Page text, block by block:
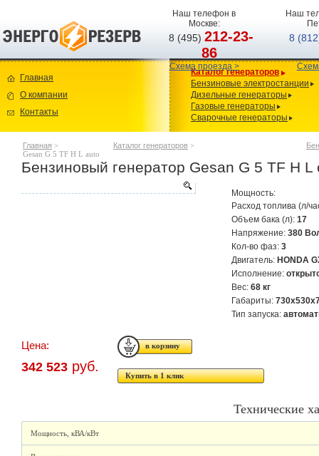
Наш телефон в
Москве:
8 (495)212-23-
86
Схема проезда >
Наш
8
Главная
О компании
Контакты
Каталог генераторов
Бензиновые электростанции
Дизельные генераторы
Газовые генераторы
Сварочные генераторы
Главная > Каталог генераторов >
Gesan G 5 TF H L auto
Бензиновый генератор Gesan G 5 TF H L
Мощность:
Расход топлива (л/
Объем бака (л): 17
Напряжение: 380
Кол-во фаз: 3
Двигатель: HONDA
Исполнение:
Вес: 68 кг
Габариты:
Тип запуска:
Цена:
342 523 руб.
Купить в 1 клик
Технические
Мощность, кВА/кВт